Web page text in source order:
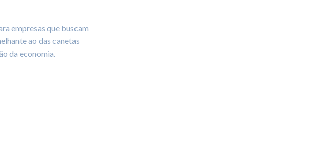
empresas que buscam
ao das canetas
da economia.